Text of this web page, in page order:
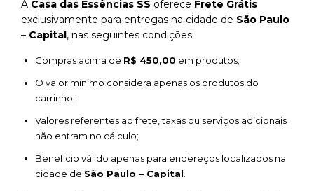
A Casa das Essências SS oferece Frete Grátis
exclusivamente para entregas na cidade de São Paulo
– Capital , nas seguintes condições:
Compras acima de R$ 450,00 em produtos;
O valor mínimo considera apenas os produtos do
carrinho;
Valores referentes ao frete, taxas ou serviços adicionais
não entram no cálculo;
Benefício válido apenas para endereços localizados na
cidade de São Paulo – Capital.